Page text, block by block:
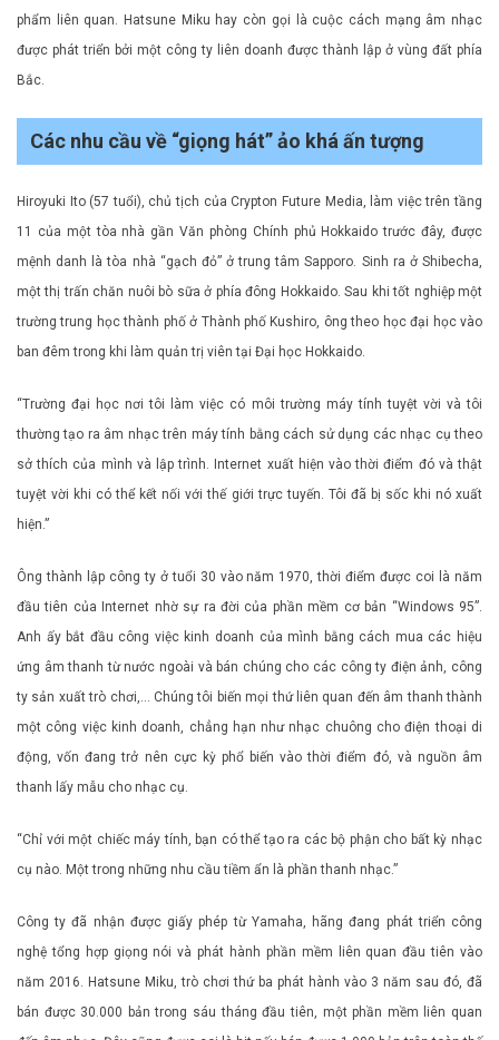
phẩm liên quan. Hatsune Miku hay còn gọi là cuộc cách mạng âm nhạc
được phát triển bởi một công ty liên doanh được thành lập ở vùng đất phía
Bắc.
Các nhu cầu về “giọng hát” ảo khá ấn tượng
Hiroyuki Ito (57 tuổi), chủ tịch của Crypton Future Media, làm việc trên tầng
11 của một tòa nhà gần Văn phòng Chính phủ Hokkaido trước đây, được
mệnh danh là tòa nhà “gạch đỏ” ở trung tâm Sapporo. Sinh ra ở Shibecha,
một thị trấn chăn nuôi bò sữa ở phía đông Hokkaido. Sau khi tốt nghiệp một
trường trung học thành phố ở Thành phố Kushiro, ông theo học đại học vào
ban đêm trong khi làm quản trị viên tại Đại học Hokkaido.
“Trường đại học nơi tôi làm việc có môi trường máy tính tuyệt vời và tôi
thường tạo ra âm nhạc trên máy tính bằng cách sử dụng các nhạc cụ theo
sở thích của mình và lập trình. Internet xuất hiện vào thời điểm đó và thật
tuyệt vời khi có thể kết nối với thế giới trực tuyến. Tôi đã bị sốc khi nó xuất
hiện.”
Ông thành lập công ty ở tuổi 30 vào năm 1970, thời điểm được coi là năm
đầu tiên của Internet nhờ sự ra đời của phần mềm cơ bản “Windows 95”.
Anh ấy bắt đầu công việc kinh doanh của mình bằng cách mua các hiệu
ứng âm thanh từ nước ngoài và bán chúng cho các công ty điện ảnh, công
ty sản xuất trò chơi,… Chúng tôi biến mọi thứ liên quan đến âm thanh thành
một công việc kinh doanh, chẳng hạn như nhạc chuông cho điện thoại di
động, vốn đang trở nên cực kỳ phổ biến vào thời điểm đó, và nguồn âm
thanh lấy mẫu cho nhạc cụ.
“Chỉ với một chiếc máy tính, bạn có thể tạo ra các bộ phận cho bất kỳ nhạc
cụ nào. Một trong những nhu cầu tiềm ẩn là phần thanh nhạc.”
Công ty đã nhận được giấy phép từ Yamaha, hãng đang phát triển công
nghệ tổng hợp giọng nói và phát hành phần mềm liên quan đầu tiên vào
năm 2016. Hatsune Miku, trò chơi thứ ba phát hành vào 3 năm sau đó, đã
bán được 30.000 bản trong sáu tháng đầu tiên, một phần mềm liên quan